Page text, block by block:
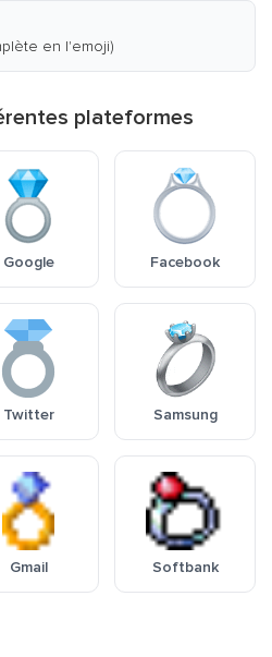
en l'emoji)
plateformes
Google Facebook
Twitter Samsung
Gmail Softbank